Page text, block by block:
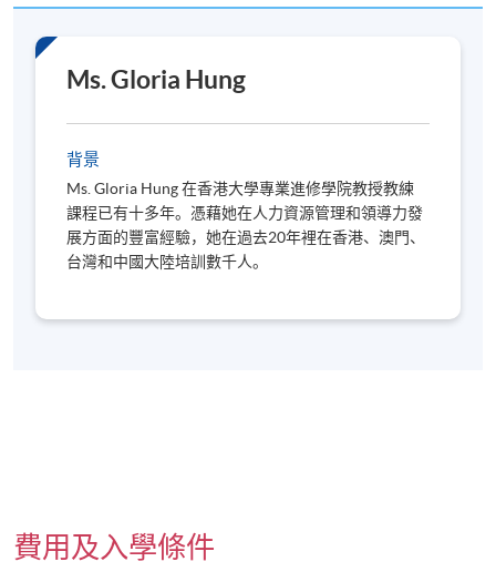
Ms. Gloria Hung
背景
Ms. Gloria Hung 在香港大學專業進修學院教授教練
課程已有十多年。憑藉她在人力資源管理和領導力發
展方面的豐富經驗，她在過去20年裡在香港、澳門、
台灣和中國大陸培訓數千人。
費用及入學條件